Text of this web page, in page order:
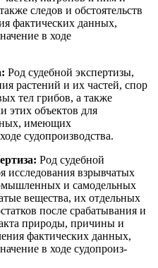
следов и обстоятельств
фактических данных,
в ходе
Род судебной экспертизы,
растений и их частей, спор
тел грибов, а также
этих объектов для
имеющих
судопроиз­водства.
Род судебной
исследования взрывчатых
и самодельных
вещества, их отдельных
после срабатывания и
природы, причины и
фактических данных,
в ходе судопроиз­